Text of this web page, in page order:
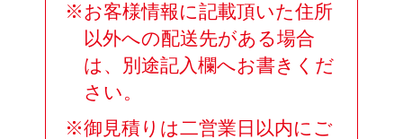
※お客様情報に記載頂いた住所
以外への配送先がある場合
は、別途記入欄へお書きくだ
さい。
※御見積りは二営業日以内にご